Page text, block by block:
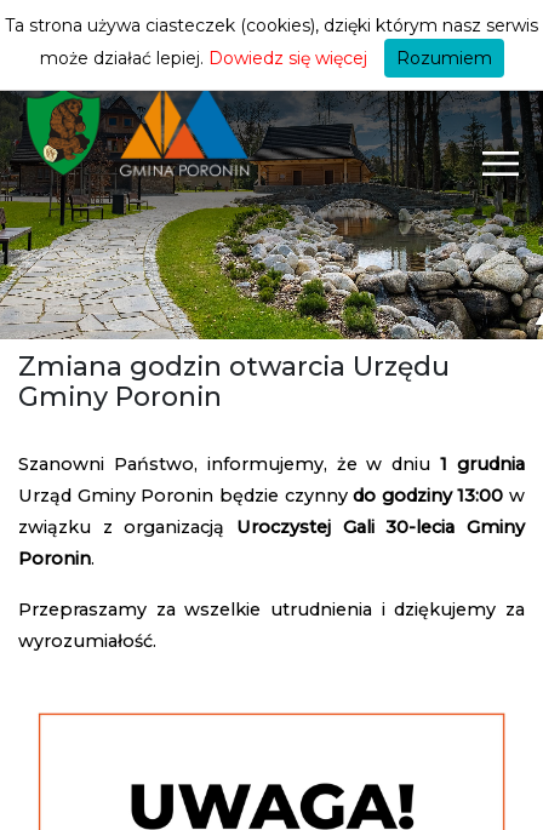
turysty
Zmiana godzin otwarcia Urzędu
Gminy Poronin
Szanowni Państwo, informujemy, że w dniu1 grudnia
Urząd Gminy Poronin będzie czynnydo godziny 13:00 w
związku z organizacją Uroczystej Gali 30-lecia Gminy
Poronin.
Przepraszamy za wszelkie utrudnienia i dziękujemy za
wyrozumiałość.
Ta strona używa ciasteczek (cookies), dzięki którym nasz serwis
może działać lepiej. Dowiedz się więcej Rozumiem